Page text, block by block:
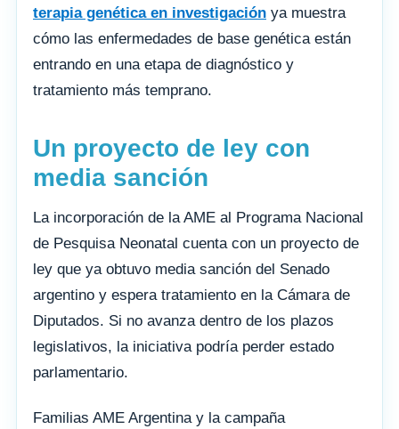
terapia genética en investigación ya muestra
cómo las enfermedades de base genética están
entrando en una etapa de diagnóstico y
tratamiento más temprano.
Un proyecto de ley con
media sanción
La incorporación de la AME al Programa Nacional
de Pesquisa Neonatal cuenta con un proyecto de
ley que ya obtuvo media sanción del Senado
argentino y espera tratamiento en la Cámara de
Diputados. Si no avanza dentro de los plazos
legislativos, la iniciativa podría perder estado
parlamentario.
Familias AME Argentina y la campaña